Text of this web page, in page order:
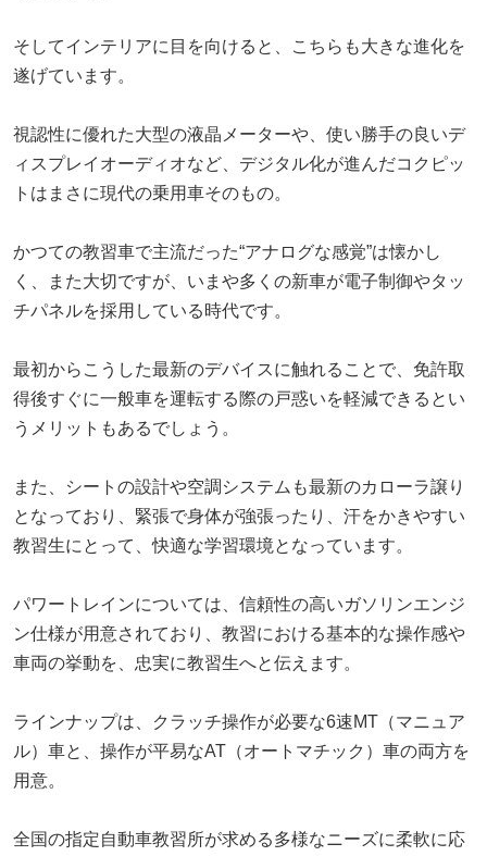
そしてインテリアに目を向けると、こちらも大きな進化を
遂げています。
視認性に優れた大型の液晶メーターや、使い勝手の良いデ
ィスプレイオーディオなど、デジタル化が進んだコクピッ
トはまさに現代の乗用車そのもの。
かつての教習車で主流だった“アナログな感覚”は懐かし
く、また大切ですが、いまや多くの新車が電子制御やタッ
チパネルを採用している時代です。
最初からこうした最新のデバイスに触れることで、免許取
得後すぐに一般車を運転する際の戸惑いを軽減できるとい
うメリットもあるでしょう。
また、シートの設計や空調システムも最新のカローラ譲り
となっており、緊張で身体が強張ったり、汗をかきやすい
教習生にとって、快適な学習環境となっています。
パワートレインについては、信頼性の高いガソリンエンジ
ン仕様が用意されており、教習における基本的な操作感や
車両の挙動を、忠実に教習生へと伝えます。
ラインナップは、クラッチ操作が必要な6速MT（マニュア
ル）車と、操作が平易なAT（オートマチック）車の両方を
用意。
全国の指定自動車教習所が求める多様なニーズに柔軟に応